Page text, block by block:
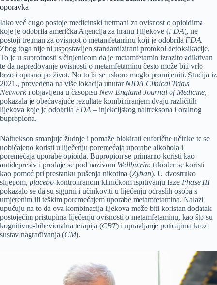
oporavka
Iako već dugo postoje medicinski tretmani za ovisnost o opioidima
koje je odobrila američka Agencija za hranu i lijekove (FDA), ne
postoji tretman za ovisnost o metamfetaminu koji je odobrila FDA.
Zbog toga nije ni uspostavljen standardizirani protokol detoksikacije.
To je u suprotnosti s činjenicom da je metamfetamin izrazito adiktivan
te da napredovanje ovisnosti o metamfetaminu često može biti vrlo
brzo i opasno po život. No to bi se uskoro moglo promijeniti. Studija iz
2021., provedena na više lokacija unutarNIDA Clinical Trials
Network i objavljena u časopisu New England Journal of Medicine,
pokazala je obećavajuće rezultate kombiniranjem dvaju različitih
lijekova koje je odobrila FDA – injekcijskog naltreksona i oralnog
bupropiona.
Naltrekson smanjuje žudnje i pomaže blokirati euforične učinke te se
uobičajeno koristi u liječenju poremećaja uporabe alkohola i
poremećaja uporabe opioida. Bupropion se primarno koristi kao
antidepresiv i prodaje se pod nazivom Wellbutrin; također se koristi
kao pomoć pri prestanku pušenja nikotina (Zyban). U dvostruko
slijepom, placebo-kontroliranom kliničkom ispitivanju faze Phase III
pokazalo se da su sigurni i učinkoviti u liječenju odraslih osoba s
umjerenim ili teškim poremećajem uporabe metamfetamina. Nalazi
upućuju na to da ova kombinacija lijekova može biti koristan dodatak
postojećim pristupima liječenju ovisnosti o metamfetaminu, kao što su
kognitivno-bihevioralna terapija (CBT) i upravljanje poticajima kroz
sustav nagrađivanja (CM).